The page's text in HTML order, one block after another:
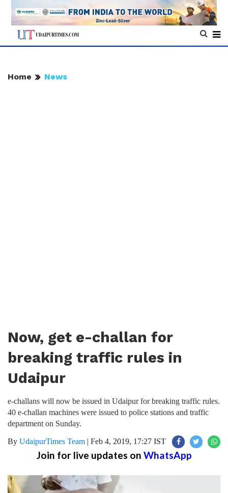
Home News
Now, get e-challan for
breaking traffic rules in
Udaipur
e-challans will now be issued in Udaipur for breaking traffic rules.
40 e-challan machines were issued to police stations and traffic
department on Sunday.
By UdaipurTimes Team | Feb 4, 2019, 17:27 IST
Join for live updates on WhatsApp